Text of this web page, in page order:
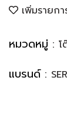
เพิ่มรายกา
หมวดหมู่ : โ
แบรนด์ :